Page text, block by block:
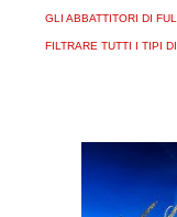
GLI ABBATTITORI DI
FILTRARE TUTTI I TIPI